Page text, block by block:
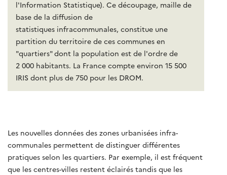
l'Information Statistique). Ce découpage, maille de
base de la diffusion de
statistiques infracommunales, constitue une
partition du territoire de ces communes en
"quartiers" dont la population est de l'ordre de
2 000 habitants. La France compte environ 15 500
IRIS dont plus de 750 pour les DROM.
Les nouvelles données des zones urbanisées infra-
communales permettent de distinguer différentes
pratiques selon les quartiers. Par exemple, il est fréquent
que les centres-villes restent éclairés tandis que les